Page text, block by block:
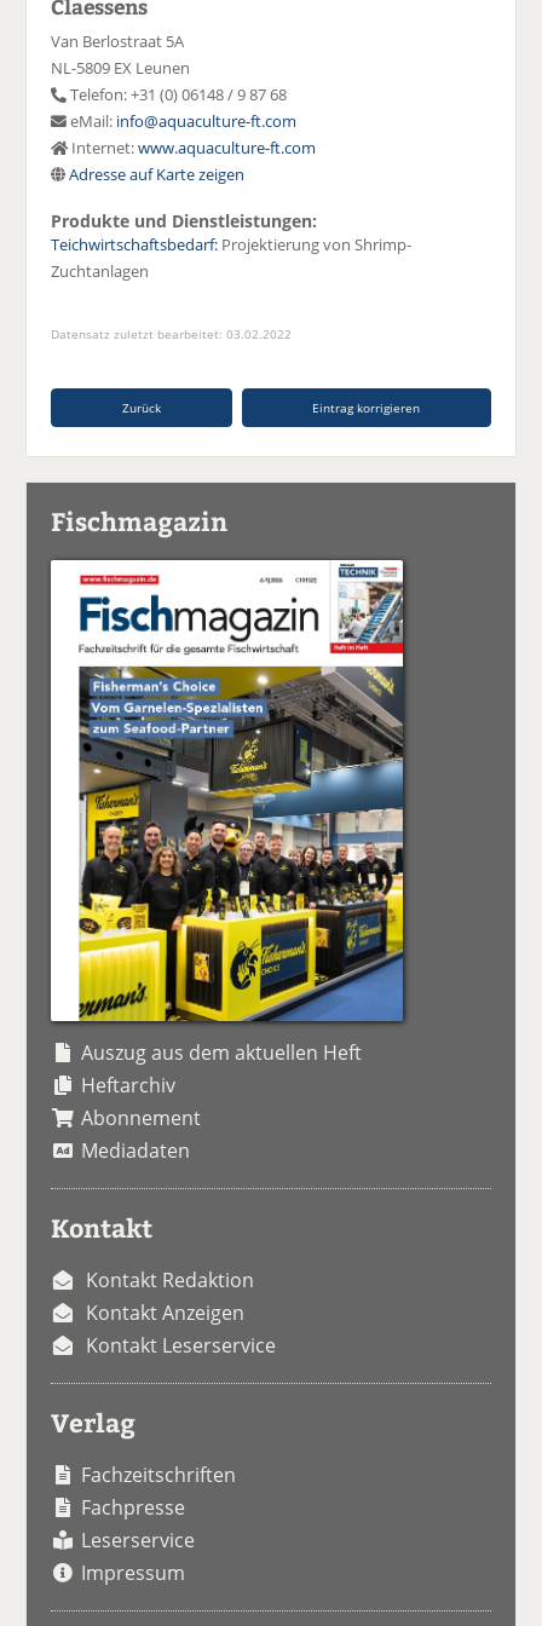
Claessens
Van Berlostraat 5A
NL-5809 EX Leunen
Telefon: +31 (0) 06148 / 9 87 68
eMail: info@aquaculture-ft.com
Internet:www.aquaculture-ft.com
Adresse auf Karte zeigen
Produkte und Dienstleistungen:
Teichwirtschaftsbedarf: Projektierung von Shrimp-
Zuchtanlagen
Datensatz zuletzt bearbeitet: 03.02.2022
Zurück Eintrag korrigieren
Fischmagazin
Auszug aus dem aktuellen Heft
Heftarchiv
Abonnement
Mediadaten
Kontakt
Kontakt Redaktion
Kontakt Anzeigen
Kontakt Leserservice
Verlag
Fachzeitschriften
Fachpresse
Leserservice
Impressum